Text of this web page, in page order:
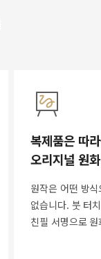
복제품은 따
오리지널 원
원작은 어떤 방
없습니다. 붓 터
친필 서명으로